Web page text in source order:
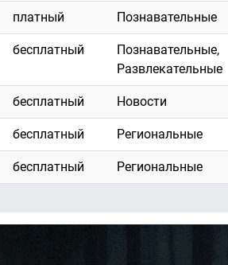
платный Познавательные
бесплатный
Познавательные,
Развлекательные
бесплатный Новости
бесплатный Региональные
бесплатный Региональные